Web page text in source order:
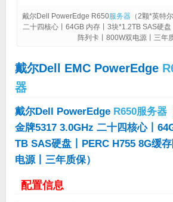
戴尔Dell PowerEdge R650服务器（2颗*英特
二十四核心丨64GB 内存丨3块*1.2TB SAS硬
阵列卡丨800W双电源丨三年
戴尔Dell EMC PowerEdge
器
戴尔Dell PowerEdge R650服务器
金牌5317 3.0GHz 二十四核心丨
TB SAS硬盘丨PERC H755 8G缓
电源丨三年质保）
配置信息